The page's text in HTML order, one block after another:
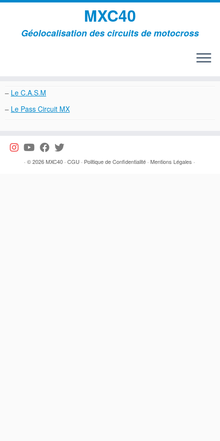
MXC40
Géolocalisation des circuits de motocross
– Le C.A.S.M
– Le Pass Circuit MX
· © 2026 MXC40· CGU · Politique de Confidentialité· Mentions Légales ·